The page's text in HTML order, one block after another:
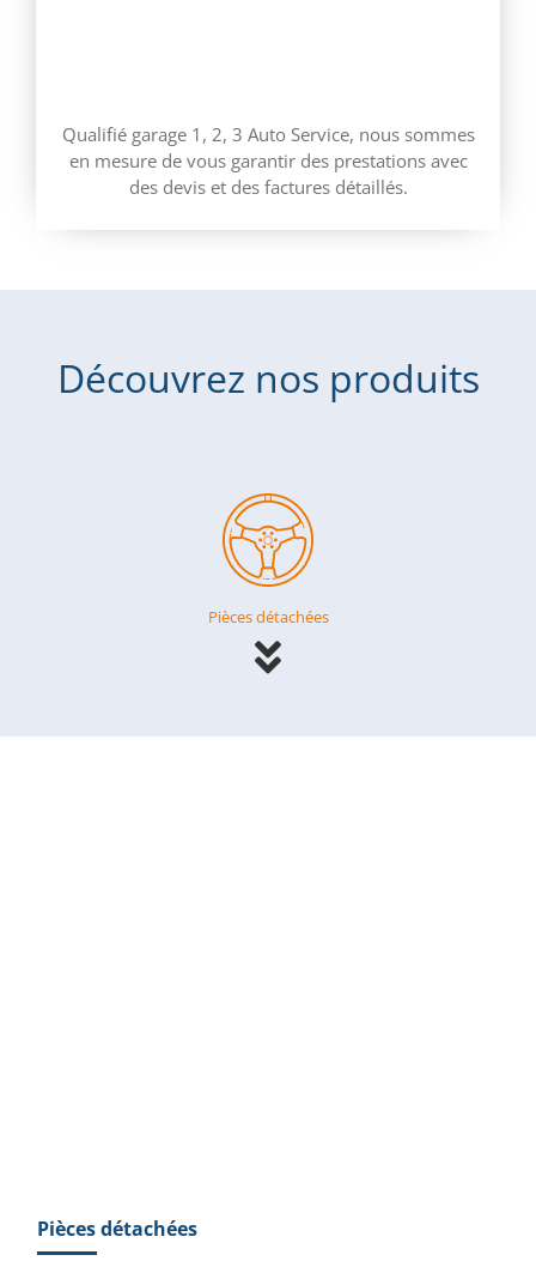
Qualifié garage 1, 2, 3 Auto Service, nous sommes
en mesure de vous garantir des prestations avec
des devis et des factures détaillés.
Découvrez nos produits
Pièces détachées
Pièces détachées